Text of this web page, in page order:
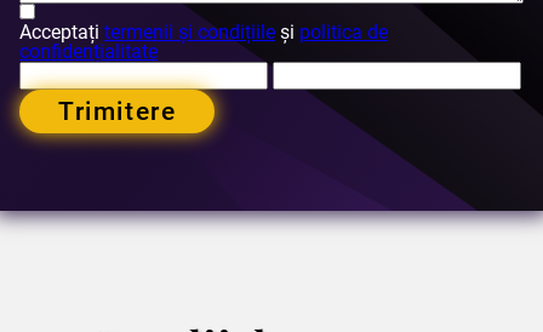
Acceptați termenii și condițiile și politica de
confidențialitate
Trimitere